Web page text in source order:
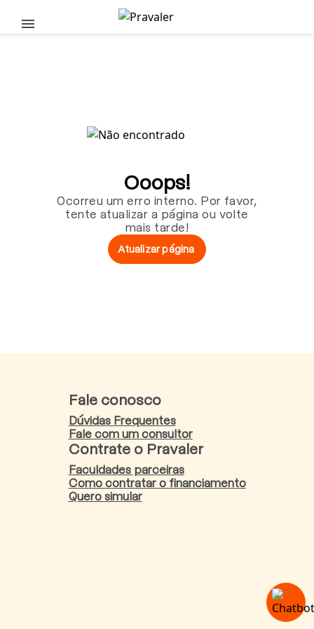
Pular para o conteúdo principal
Ooops!
Ocorreu um erro interno. Por favor,
tente atualizar a página ou volte
mais tarde!
Atualizar página
Fale conosco
Dúvidas Frequentes
Fale com um consultor
Contrate o Pravaler
Faculdades parceiras
Como contratar o financiamento
Quero simular